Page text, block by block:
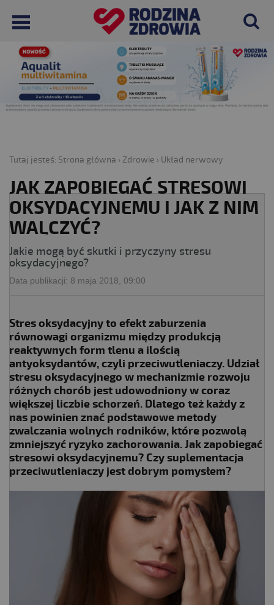
Tutaj jesteś: Strona główna › Zdrowie › Układ nerwowy
JAK ZAPOBIEGAĆ STRESOWI
OKSYDACYJNEMU I JAK Z NIM
WALCZYĆ?
Jakie mogą być skutki i przyczyny stresu
oksydacyjnego?
Data publikacji: 8 maja 2018, 09:00
Stres oksydacyjny to efekt zaburzenia
równowagi organizmu między produkcją
reaktywnych form tlenu a ilością
antyoksydantów, czyli przeciwutleniaczy. Udział
stresu oksydacyjnego w mechanizmie rozwoju
różnych chorób jest udowodniony w coraz
większej liczbie schorzeń. Dlatego też każdy z
nas powinien znać podstawowe metody
zwalczania wolnych rodników, które pozwolą
zmniejszyć ryzyko zachorowania. Jak zapobiegać
stresowi oksydacyjnemu? Czy suplementacja
przeciwutleniaczy jest dobrym pomysłem?